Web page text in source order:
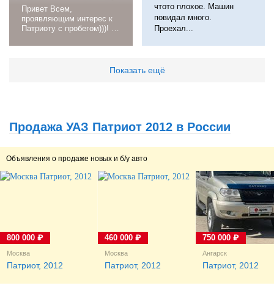
Привет Всем,
проявляющим интерес к
Патриоту с пробегом)))! С
повествования о своей
протянули все , поменяли
крышку заднего моста ...
чтото плохое. Машин
повидал много.
Проехал...
Показать ещё
Продажа УАЗ Патриот 2012 в России
Объявления о продаже новых и б/у авто
Москва
Патриот, 2012
800 000 ₽
Москва
Патриот, 2012
460 000 ₽
Ангарск
Патриот, 2012
750 000 ₽